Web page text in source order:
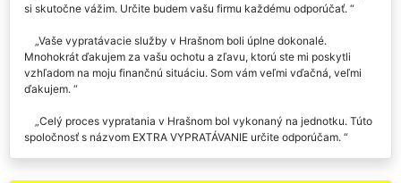
si skutočne vážim. Určite budem vašu firmu každému odporúčať.
Vaše vypratávacie služby v Hrašnom boli úplne dokonalé.
Mnohokrát ďakujem za vašu ochotu a zľavu, ktorú ste mi poskytli
vzhľadom na moju finančnú situáciu. Som vám veľmi vďačná, veľmi
ďakujem.
Celý proces vypratania v Hrašnom bol vykonaný na jednotku. Túto
spoločnosť s názvom EXTRA VYPRATÁVANIE určite odporúčam.